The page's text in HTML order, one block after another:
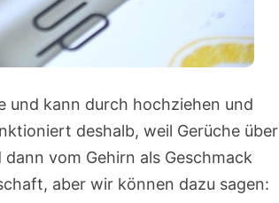
und kann durch hochziehen und
deshalb, weil Gerüche über
vom Gehirn als Geschmack
aber wir können dazu sagen: